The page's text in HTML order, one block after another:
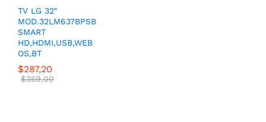
TV LG 32″
MOD.32LM637BPSB
SMART
HD,HDMI,USB,WEB
OS,BT
$287,20
$359,00